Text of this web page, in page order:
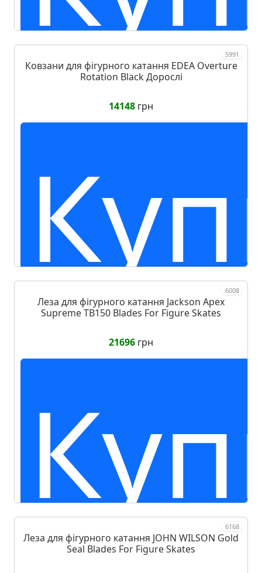
5991
Ковзани для фігурного катання EDEA Overture
Rotation Black Дорослі
14148 грн
6008
Леза для фігурного катання Jackson Apex
Supreme TB150 Blades For Figure Skates
21696 грн
6168
Леза для фігурного катання JOHN WILSON Gold
Seal Blades For Figure Skates